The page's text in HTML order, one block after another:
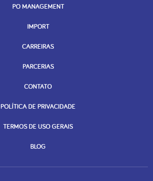
PO MANAGEMENT
IMPORT
CARREIRAS
PARCERIAS
CONTATO
POLÍTICA DE PRIVACIDADE
TERMOS DE USO GERAIS
BLOG